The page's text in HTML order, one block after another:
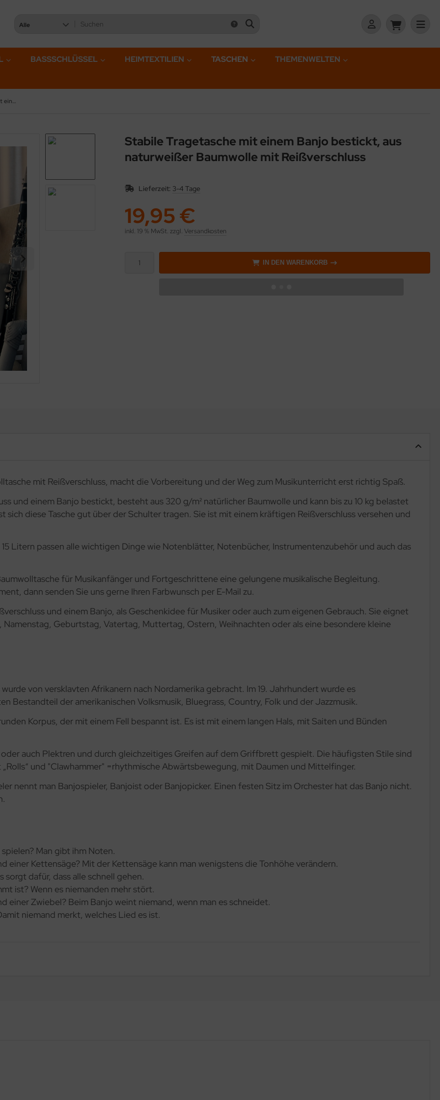
Alle
BASSSCHLÜSSEL HEIMTEXTILIEN TASCHEN
THEMENWELTEN
Stabile Tragetasche mit einem Banjo bestickt, aus naturweißer Baumwolle mit Reißverschluss
Stabile Tragetasche mit einem Banjo bestickt, aus
naturweißer Baumwolle mit Reißverschluss
Lieferzeit: 3-4 Tage
19,95 €
inkl. 19 % MwSt. zzgl. Versandkosten
IN DEN WARENKORB
mit Reißverschluss, macht die Vorbereitung und der Weg zum Musikunterricht erst richtig Spaß.
und einem Banjo bestickt, besteht aus 320 g/m² natürlicher Baumwolle und kann bis zu 10 kg belastet
sich diese Tasche gut über der Schulter tragen. Sie ist mit einem kräftigen Reißverschluss versehen und
Litern passen alle wichtigen Dinge wie Notenblätter, Notenbücher, Instrumentenzubehör und auch das
für Musikanfänger und Fortgeschrittene eine gelungene musikalische Begleitung.
dann senden Sie uns gerne Ihren Farbwunsch per E-Mail zu.
und einem Banjo, als Geschenkidee für Musiker oder auch zum eigenen Gebrauch. Sie eignet
Geburtstag, Vatertag, Muttertag, Ostern, Weihnachten oder als eine besondere kleine
von versklavten Afrikanern nach Nordamerika gebracht. Im 19. Jahrhundert wurde es
Bestandteil der amerikanischen Volksmusik, Bluegrass, Country, Folk und der Jazzmusik.
Korpus, der mit einem Fell bespannt ist. Es ist mit einem langen Hals, mit Saiten und Bünden
auch Plektren und durch gleichzeitiges Greifen auf dem Griffbrett gespielt. Die häufigsten Stile sind
und "Clawhammer" =rhythmische Abwärtsbewegung, mit Daumen und Mittelfinger.
nennt man Banjospieler, Banjoist oder Banjopicker. Einen festen Sitz im Orchester hat das Banjo nicht.
Man gibt ihm Noten.
einer Kettensäge? Mit der Kettensäge kann man wenigstens die Tonhöhe verändern.
sorgt dafür, dass alle schnell gehen.
ist? Wenn es niemanden mehr stört.
einer Zwiebel? Beim Banjo weint niemand, wenn man es schneidet.
niemand merkt, welches Lied es ist.